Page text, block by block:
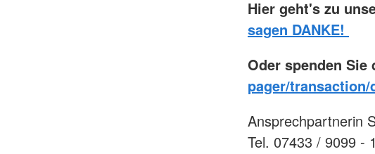
Hier geht's zu
sagen DANKE!
Oder spenden
pager/transaction/
Ansprechpartnerin
Tel. 07433 / 9099 -